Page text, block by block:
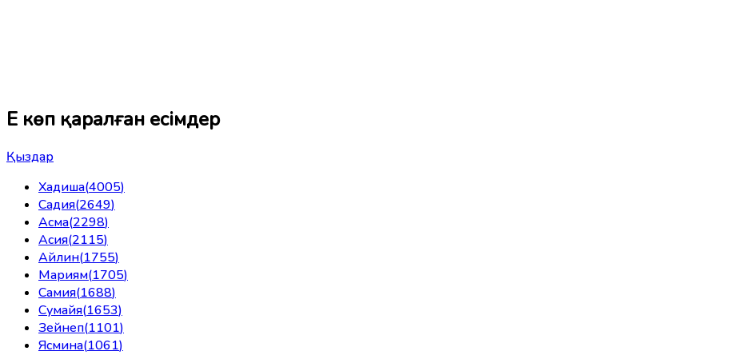
Ең көп қаралған есімдер
Қыздар
Хадиша(4005)
Садия(2649)
Асма(2298)
Асия(2115)
Айлин(1755)
Мариям(1705)
Самия(1688)
Сумайя(1653)
Зейнеп(1101)
Ясмина(1061)